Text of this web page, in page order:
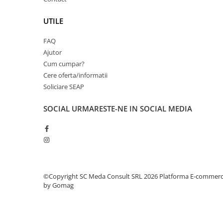
Alte periferice
Accesorii PC
Cabluri retea
Sisteme Mesh WiFi
Placi de retea
Rack-uri & accesorii rack
Patch panel-uri
UTILE
FAQ
Ajutor
Cum cumpar?
Cere oferta/informatii
Soliciare SEAP
SOCIAL URMARESTE-NE IN SOCIAL MEDIA
©Copyright SC Meda Consult SRL 2026 Platforma E-
by Gomag